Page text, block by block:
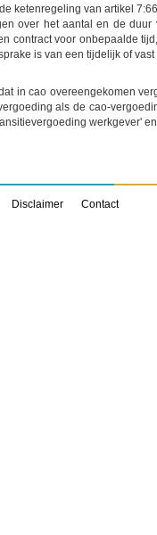
ketenregeling van artikel
over het aantal en de
contract voor onbepaalde
is van een tijdelijk of vast
in cao overeengekomen
als de cao-
werkgever'
Disclaimer Contact